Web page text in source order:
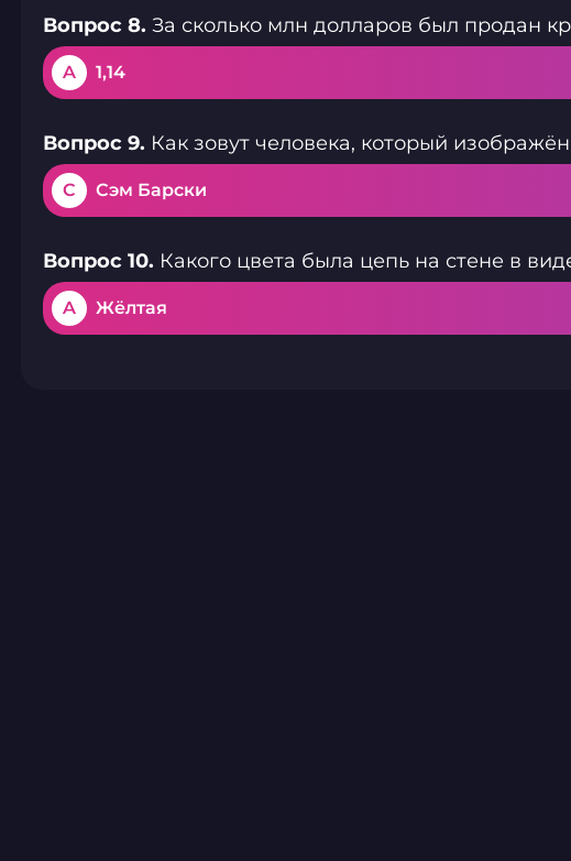
Вопрос 8. За сколько млн долларов был продан
A 1,14
Вопрос 9. Как зовут человека, который
C Сэм Барски
Вопрос 10. Какого цвета была цепь на стене в
A Жёлтая